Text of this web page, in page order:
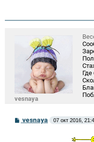
vesnaya
Сvesnaya 07 окт 2016,